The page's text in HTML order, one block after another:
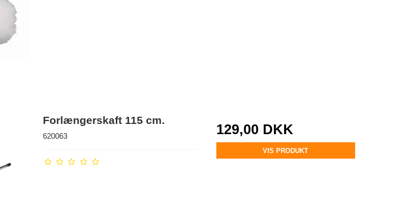
Forlængerskaft 115 cm.
620063 129,00 DKK
VIS PRODUKT